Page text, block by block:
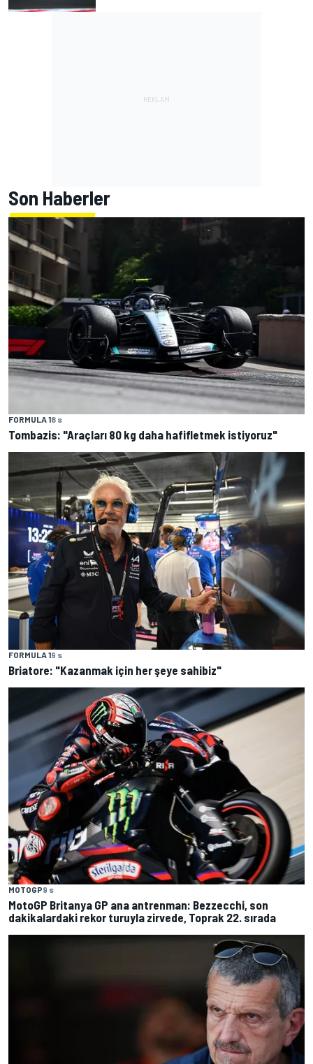
Son Haberler
FORMULA 18 s
Tombazis: "Araçları 80 kg daha hafifletmek istiyoruz"
FORMULA 19 s
Briatore: "Kazanmak için her şeye sahibiz"
MOTOGP9 s
MotoGP Britanya GP ana antrenman: Bezzecchi, son
dakikalardaki rekor turuyla zirvede, Toprak 22. sırada